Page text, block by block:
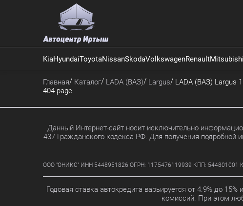
KiaHyundaiToyotaNissanSkodaVolkswagenRenaultMitsubishi
Главная Каталог LADA (ВАЗ) Largus
LADA (ВАЗ) Largus
404 page
Данный Интернет-сайт носит исключительно
437 Гражданского кодекса РФ. Для получения подробной
ООО "ОНИКС" ИНН 5448951826 ОГРН: 1175476119939 КПП: 544801001
Годовая ставка автокредита варьируется от 4.9% до
комиссий. При этом